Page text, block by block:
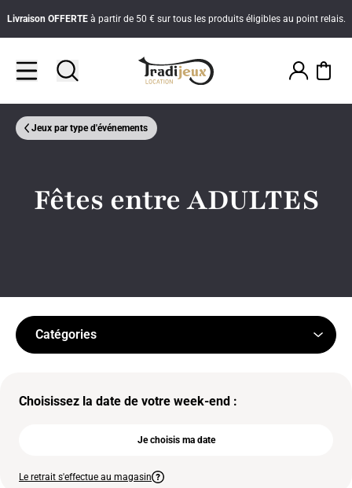
Livraison OFFERTEà partir de 50 € sur tous les produits éligibles au point relais.
Jeux par type d'événements
Fêtes entre ADULTES
Choisissez la date de votre week-end :
Le retrait s'effectue au magasin
Je choisis ma date
Catégories